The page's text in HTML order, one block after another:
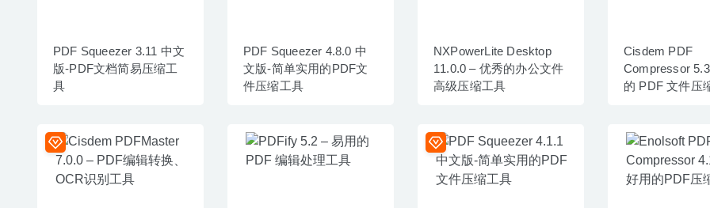
PDF Squeezer 3.11 中文
版-PDF文档简易压缩工
具
PDF Squeezer 4.8.0 中
文版-简单实用的PDF文
件压缩工具
NXPowerLite Desktop
11.0.0 – 优秀的办公文件
高级压缩工具
Cisdem PDF
Compressor
的 PDF 文件压